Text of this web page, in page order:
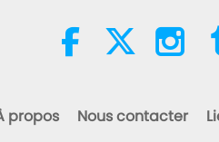
propos Nous contacter